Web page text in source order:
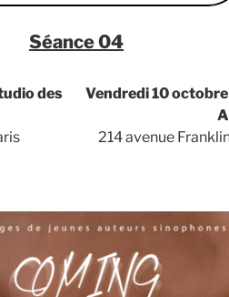
Séance 04
des
Vendredi 10 octobre
214 avenue